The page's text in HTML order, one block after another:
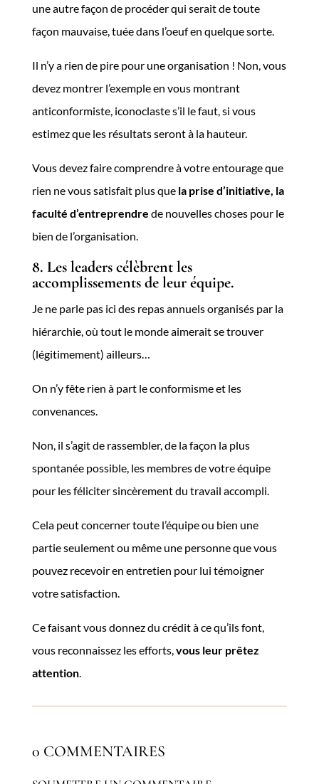
une autre façon de procéder qui serait de toute
façon mauvaise, tuée dans l’oeuf en quelque sorte.
Il n’y a rien de pire pour une organisation ! Non, vous
devez montrer l’exemple en vous montrant
anticonformiste, iconoclaste s’il le faut, si vous
estimez que les résultats seront à la hauteur.
Vous devez faire comprendre à votre entourage que
rien ne vous satisfait plus que la prise d’initiative, la
faculté d’entreprendre de nouvelles choses pour le
bien de l’organisation.
8. Les leaders célèbrent les
accomplissements de leur équipe.
Je ne parle pas ici des repas annuels organisés par la
hiérarchie, où tout le monde aimerait se trouver
(légitimement) ailleurs…
On n’y fête rien à part le conformisme et les
convenances.
Non, il s’agit de rassembler, de la façon la plus
spontanée possible, les membres de votre équipe
pour les féliciter sincèrement du travail accompli.
Cela peut concerner toute l’équipe ou bien une
partie seulement ou même une personne que vous
pouvez recevoir en entretien pour lui témoigner
votre satisfaction.
Ce faisant vous donnez du crédit à ce qu’ils font,
vous reconnaissez les efforts,vous leur prêtez
attention.
0 COMMENTAIRES